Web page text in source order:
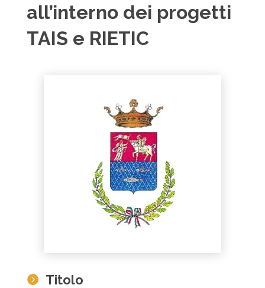
all’interno dei progetti
TAIS e RIETIC
 Titolo